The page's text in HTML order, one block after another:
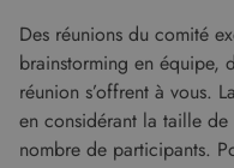
Des réunions du comité
brainstorming en équipe,
réunion s’offrent à vous.
en considérant la taille
nombre de participants.